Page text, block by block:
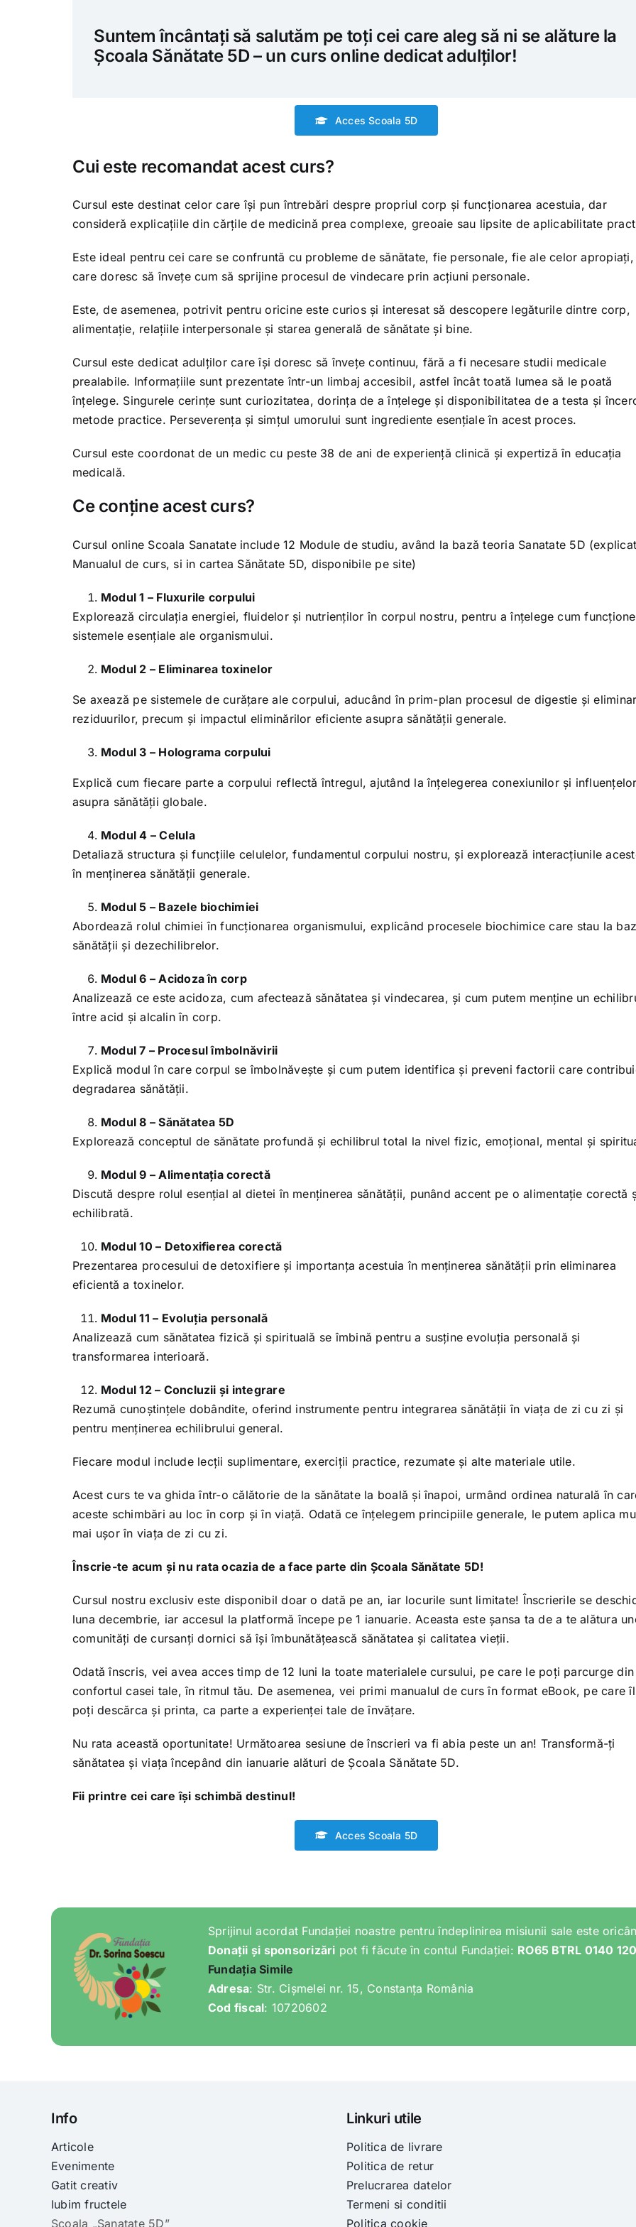
Suntem încântați să salutăm pe toți cei care aleg să ni se alăture la
Școala Sănătate 5D – un curs online dedicat adulților!
Acces Scoala 5D
Cui este recomandat acest curs?
Cursul este destinat celor care își pun întrebări despre propriul corp și funcționarea acestuia, dar
consideră explicațiile din cărțile de medicină prea complexe, greoaie sau lipsite de aplicabilitate
Este ideal pentru cei care se confruntă cu probleme de sănătate, fie personale, fie ale celor
care doresc să învețe cum să sprijine procesul de vindecare prin acțiuni personale.
Este, de asemenea, potrivit pentru oricine este curios și interesat să descopere legăturile dintre corp,
alimentație, relațiile interpersonale și starea generală de sănătate și bine.
Cursul este dedicat adulților care își doresc să învețe continuu, fără a fi necesare studii medicale
prealabile. Informațiile sunt prezentate într-un limbaj accesibil, astfel încât toată lumea să le poată
înțelege. Singurele cerințe sunt curiozitatea, dorința de a înțelege și disponibilitatea de a testa și
metode practice. Perseverența și simțul umorului sunt ingrediente esențiale în acest proces.
Cursul este coordonat de un medic cu peste 38 de ani de experiență clinică și expertiză în educația
medicală.
Ce conține acest curs?
Cursul online Scoala Sanatate include 12 Module de studiu, având la bază teoria Sanatate 5D
Manualul de curs, si in cartea Sănătate 5D, disponibile pe site)
Modul 1 – Fluxurile corpului
Explorează circulația energiei, fluidelor și nutrienților în corpul nostru, pentru a înțelege cum
sistemele esențiale ale organismului.
Modul 2 – Eliminarea toxinelor
Se axează pe sistemele de curățare ale corpului, aducând în prim-plan procesul de digestie și
reziduurilor, precum și impactul eliminărilor eficiente asupra sănătății generale.
Modul 3 – Holograma corpului
Explică cum fiecare parte a corpului reflectă întregul, ajutând la înțelegerea conexiunilor și
asupra sănătății globale.
Modul 4 – Celula
Detaliază structura și funcțiile celulelor, fundamentul corpului nostru, și explorează interacțiunile
în menținerea sănătății generale.
Modul 5 – Bazele biochimiei
Abordează rolul chimiei în funcționarea organismului, explicând procesele biochimice care stau la
sănătății și dezechilibrelor.
Modul 6 – Acidoza în corp
Analizează ce este acidoza, cum afectează sănătatea și vindecarea, și cum putem menține un
între acid și alcalin în corp.
Modul 7 – Procesul îmbolnăvirii
Explică modul în care corpul se îmbolnăvește și cum putem identifica și preveni factorii care
degradarea sănătății.
Modul 8 – Sănătatea 5D
Explorează conceptul de sănătate profundă și echilibrul total la nivel fizic, emoțional, mental și
Modul 9 – Alimentația corectă
Discută despre rolul esențial al dietei în menținerea sănătății, punând accent pe o alimentație corectă
echilibrată.
Modul 10 – Detoxifierea corectă
Prezentarea procesului de detoxifiere și importanța acestuia în menținerea sănătății prin eliminarea
eficientă a toxinelor.
Modul 11 – Evoluția personală
Analizează cum sănătatea fizică și spirituală se îmbină pentru a susține evoluția personală și
transformarea interioară.
Modul 12 – Concluzii și integrare
Rezumă cunoștințele dobândite, oferind instrumente pentru integrarea sănătății în viața de zi cu zi și
pentru menținerea echilibrului general.
Fiecare modul include lecții suplimentare, exerciții practice, rezumate și alte materiale utile.
Acest curs te va ghida într-o călătorie de la sănătate la boală și înapoi, urmând ordinea naturală în
aceste schimbări au loc în corp și în viață. Odată ce înțelegem principiile generale, le putem aplica
mai ușor în viața de zi cu zi.
Înscrie-te acum și nu rata ocazia de a face parte din Școala Sănătate 5D!
Cursul nostru exclusiv este disponibil doar o dată pe an, iar locurile sunt limitate! Înscrierile se
luna decembrie, iar accesul la platformă începe pe 1 ianuarie. Aceasta este șansa ta de a te alătura
comunități de cursanți dornici să își îmbunătățească sănătatea și calitatea vieții.
Odată înscris, vei avea acces timp de 12 luni la toate materialele cursului, pe care le poți parcurge din
confortul casei tale, în ritmul tău. De asemenea, vei primi manualul de curs în format eBook, pe care îl
poți descărca și printa, ca parte a experienței tale de învățare.
Nu rata această oportunitate! Următoarea sesiune de înscrieri va fi abia peste un an! Transformă-ți
sănătatea și viața începând din ianuarie alături de Școala Sănătate 5D.
Fii printre cei care își schimbă destinul!
Acces Scoala 5D
Sprijinul acordat Fundației noastre pentru îndeplinirea misiunii sale este
Donații și sponsorizări pot fi făcute în contul Fundației: RO65 BTRL 0140
Fundația Simile
Adresa: Str. Cișmelei nr. 15, Constanța România
Cod fiscal: 10720602
Info
Articole
Evenimente
Gatit creativ
Iubim fructele
Scoala „Sanatate 5D”
Linkuri utile
Politica de livrare
Politica de retur
Prelucrarea datelor
Termeni si conditii
Politica cookie